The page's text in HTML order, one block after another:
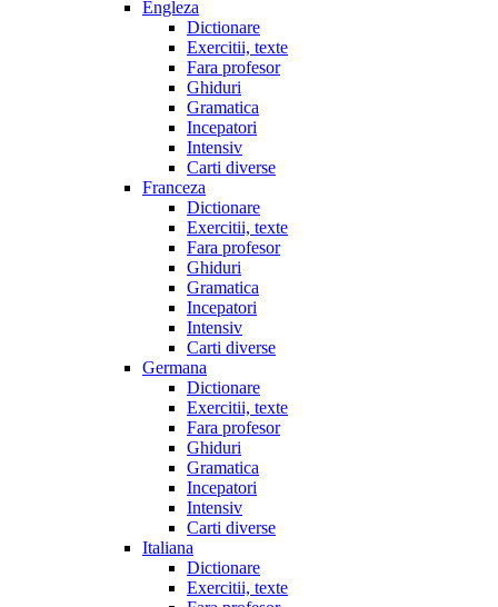
Engleza
Dictionare
Exercitii, texte
Fara profesor
Ghiduri
Gramatica
Incepatori
Intensiv
Carti diverse
Franceza
Dictionare
Exercitii, texte
Fara profesor
Ghiduri
Gramatica
Incepatori
Intensiv
Carti diverse
Germana
Dictionare
Exercitii, texte
Fara profesor
Ghiduri
Gramatica
Incepatori
Intensiv
Carti diverse
Italiana
Dictionare
Exercitii, texte